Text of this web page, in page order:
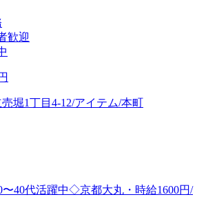
歓迎
堀1丁目4-12/アイテム/本町
〜40代活躍中◇京都大丸・時給1600円/